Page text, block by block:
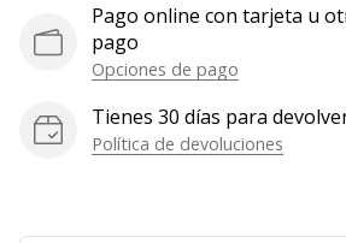
Pago online con tarjeta u
pago
Opciones de pago
Tienes 30 días para
Política de devoluciones